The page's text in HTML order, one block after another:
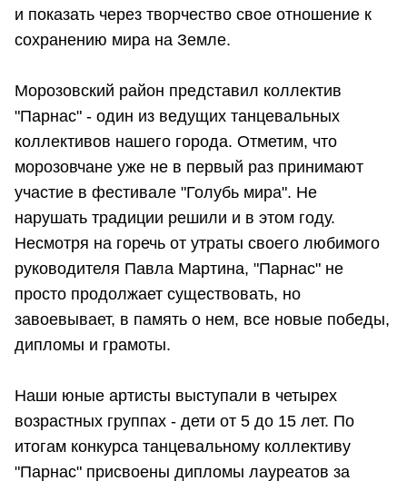
и показать через творчество свое отношение к
сохранению мира на Земле.
Морозовский район представил коллектив
"Парнас" - один из ведущих танцевальных
коллективов нашего города. Отметим, что
морозовчане уже не в первый раз принимают
участие в фестивале "Голубь мира". Не
нарушать традиции решили и в этом году.
Несмотря на горечь от утраты своего любимого
руководителя Павла Мартина, "Парнас" не
просто продолжает существовать, но
завоевывает, в память о нем, все новые победы,
дипломы и грамоты.
Наши юные артисты выступали в четырех
возрастных группах - дети от 5 до 15 лет. По
итогам конкурса танцевальному коллективу
"Парнас" присвоены дипломы лауреатов за